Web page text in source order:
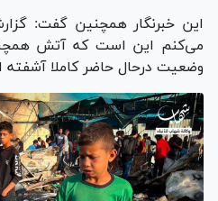
این خبرنگار همچنین گفت:
می‌کنم این است که آتش
وضعیت درحال حاضر کاملا